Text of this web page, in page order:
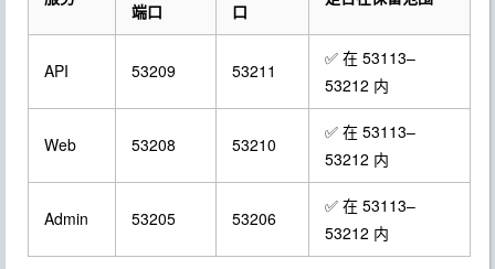
端口
口
API 53209 53211
✅ 在 53113–
53212 内
Web 53208 53210
✅ 在 53113–
53212 内
Admin 53205 53206
✅ 在 53113–
53212 内